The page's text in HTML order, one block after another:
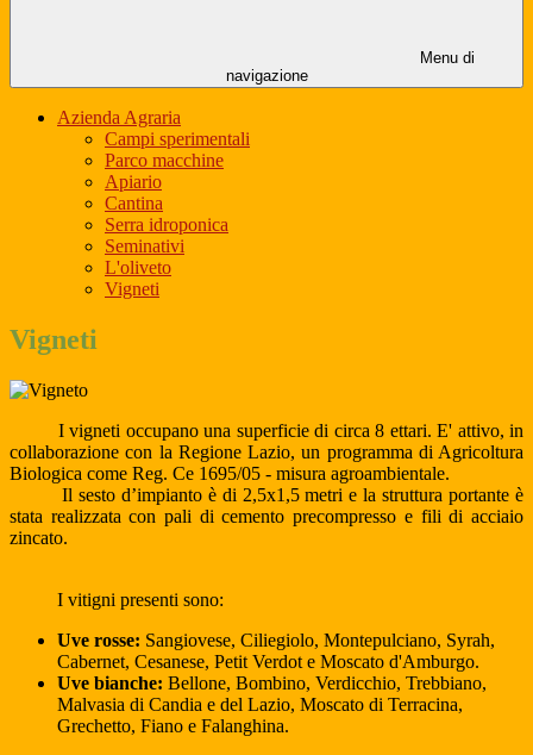
Menu di
navigazione
Azienda Agraria
Campi sperimentali
Parco macchine
Apiario
Cantina
Serra idroponica
Seminativi
L'oliveto
Vigneti
Vigneti
I vigneti occupano una superficie di circa 8 ettari. E' attivo, in
collaborazione con la Regione Lazio, un programma di Agricoltura
Biologica come Reg. Ce 1695/05 - misura agroambientale.
Il sesto d’impianto è di 2,5x1,5 metri e la struttura portante è
stata realizzata con pali di cemento precompresso e fili di acciaio
zincato.
I vitigni presenti sono:
Uve rosse: Sangiovese, Ciliegiolo, Montepulciano, Syrah,
Cabernet, Cesanese, Petit Verdot e Moscato d'Amburgo.
Uve bianche: Bellone, Bombino, Verdicchio, Trebbiano,
Malvasia di Candia e del Lazio, Moscato di Terracina,
Grechetto, Fiano e Falanghina.